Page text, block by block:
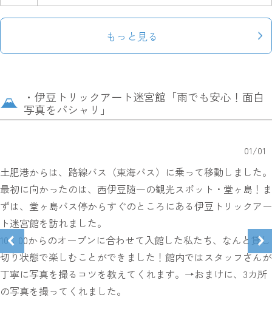
もっと見る
・伊豆トリックアート迷宮館「雨でも安心！面白
写真をパシャリ」
01/01
土肥港からは、路線バス（東海バス）に乗って移動しました。
最初に向かったのは、西伊豆随一の観光スポット・堂ヶ島！ま
ずは、堂ヶ島バス停からすぐのところにある伊豆トリックアー
ト迷宮館を訪れました。
10：00からのオープンに合わせて入館した私たち、なんと貸し
切り状態で楽しむことができました！館内ではスタッフさんが
丁寧に写真を撮るコツを教えてくれます。→おまけに、3カ所
の写真を撮ってくれました。